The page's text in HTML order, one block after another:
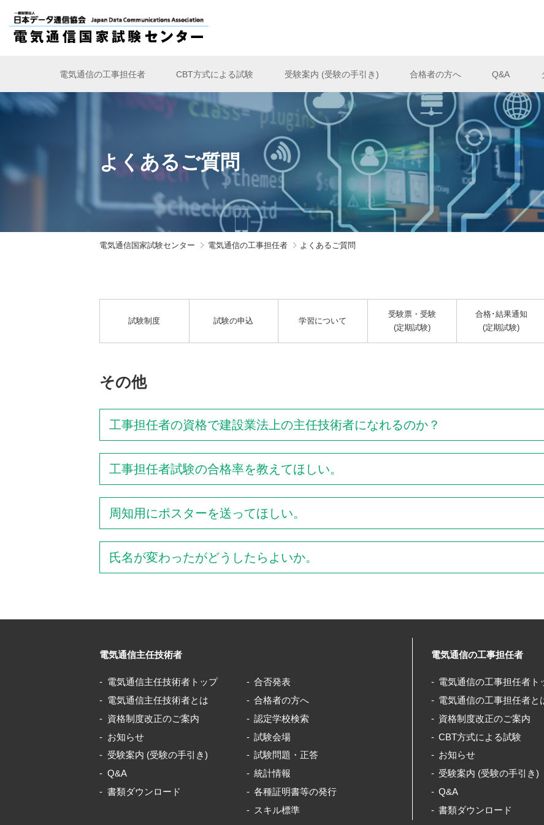
電気通信の工事担任者 CBT方式による試験 受験案内 (受験の手引き) 合格者の方へ Q&A
よくあるご質問
電気通信国家試験センター 電気通信の工事担任者 よくあるご質問
試験制度 試験の申込 学習について
受験票・受験
(定期試験)
合格･結果通知
(定期試験)
その他
工事担任者の資格で建設業法上の主任技術者になれるのか？
工事担任者試験の合格率を教えてほしい。
周知用にポスターを送ってほしい。
氏名が変わったがどうしたらよいか。
電気通信主任技術者
電気通信主任技術者トップ
電気通信主任技術者とは
資格制度改正のご案内
お知らせ
受験案内 (受験の手引き)
Q&A
書類ダウンロード
合否発表
合格者の方へ
認定学校検索
試験会場
試験問題・正答
統計情報
各種証明書等の発行
スキル標準
電気通信の工事担任者
電気通信の工事担任者ト
電気通信の工事担任者と
資格制度改正のご案内
CBT方式による試験
お知らせ
受験案内 (受験の手引き)
Q&A
書類ダウンロード